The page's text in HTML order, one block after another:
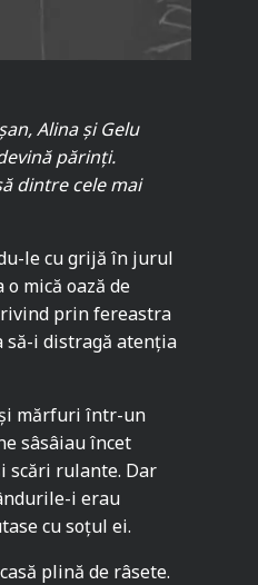
Alina și Gelu
părinți.
dintre cele mai
le cu grijă în jurul
mică oază de
prin fereastra
i distragă atenția
mărfuri într-un
sâsâiau încet
scări rulante. Dar
i erau
cu soțul ei.
plină de râsete.